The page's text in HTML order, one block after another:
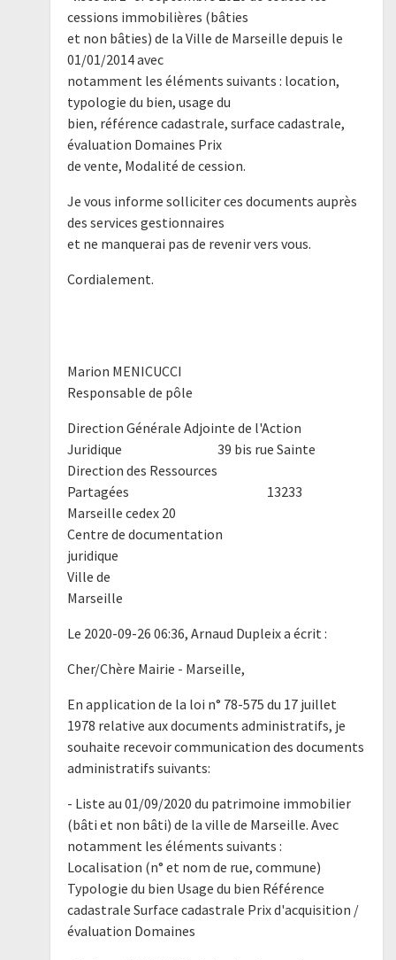
cessions immobilières (bâties
et non bâties) de la Ville de Marseille depuis le
01/01/2014 avec
notamment les éléments suivants : location,
typologie du bien, usage du
bien, référence cadastrale, surface cadastrale,
évaluation Domaines Prix
de vente, Modalité de cession.
Je vous informe solliciter ces documents auprès
des services gestionnaires
et ne manquerai pas de revenir vers vous.
Cordialement.
Marion MENICUCCI
Responsable de pôle
Direction Générale Adjointe de l'Action
Juridique 39 bis rue Sainte
Direction des Ressources
Partagées 13233
Marseille cedex 20
Centre de documentation
juridique
Ville de
Marseille
Le 2020-09-26 06:36, Arnaud Dupleix a écrit :
Cher/Chère Mairie - Marseille,
En application de la loi n° 78-575 du 17 juillet
1978 relative aux documents administratifs, je
souhaite recevoir communication des documents
administratifs suivants:
- Liste au 01/09/2020 du patrimoine immobilier
(bâti et non bâti) de la ville de Marseille. Avec
notamment les éléments suivants :
Localisation (n° et nom de rue, commune)
Typologie du bien Usage du bien Référence
cadastrale Surface cadastrale Prix d'acquisition /
évaluation Domaines